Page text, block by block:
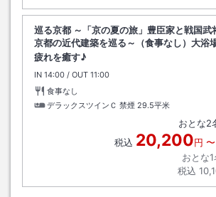
巡る京都 ～「京の夏の旅」豊臣家と戦国武
京都の近代建築を巡る～（食事なし）大浴
疲れを癒す♪
IN チェックイン
14:00 / OUT チェックアウト
11:00
食事なし
デラックスツインＣ 禁煙 29.5平米
おとな2
税込 20,200円 〜
おとな
税込